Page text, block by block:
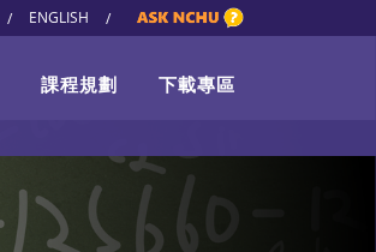
/ ENGLISH /
課程規劃 下載專區